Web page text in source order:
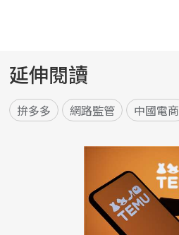
延伸閱讀
拚多多 網路監管 中國電商